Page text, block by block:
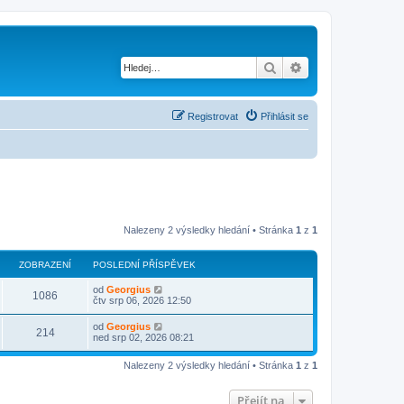
Hledat
Přihlásit se
Registrovat
Nalezeny 2 výsledky hledání • Stránka 1 z 1
ZOBRAZENÍ POSLEDNÍ PŘÍSPĚVEK
1086 od Georgius
čtv srp 06, 2026 12:50
214 od Georgius
ned srp 02, 2026 08:21
Nalezeny 2 výsledky hledání • Stránka 1 z 1
Přejít na